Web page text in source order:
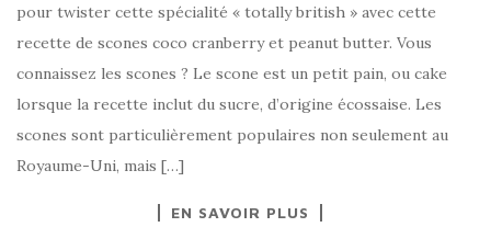
pour twister cette spécialité « totally british » avec cette
recette de scones coco cranberry et peanut butter. Vous
connaissez les scones ? Le scone est un petit pain, ou cake
lorsque la recette inclut du sucre, d’origine écossaise. Les
scones sont particulièrement populaires non seulement au
Royaume-Uni, mais […]
EN SAVOIR PLUS